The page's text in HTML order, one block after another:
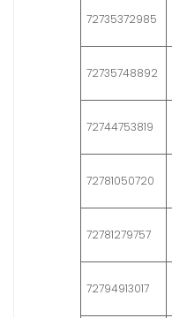
72735372985
72735748892
72744753819
72781050720
72781279757
72794913017